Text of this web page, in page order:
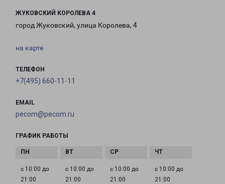
ЖУКОВСКИЙ КОРОЛЕВА 4
город Жуковский, улица Королева, 4
на карте
ТЕЛЕФОН
+7(495) 660-11-11
EMAIL
pecom@pecom.ru
ГРАФИК РАБОТЫ
с 10:00 до
21:00
с 10:00 до
21:00
с 10:00 до
21:00
с 10:00 до
21:00